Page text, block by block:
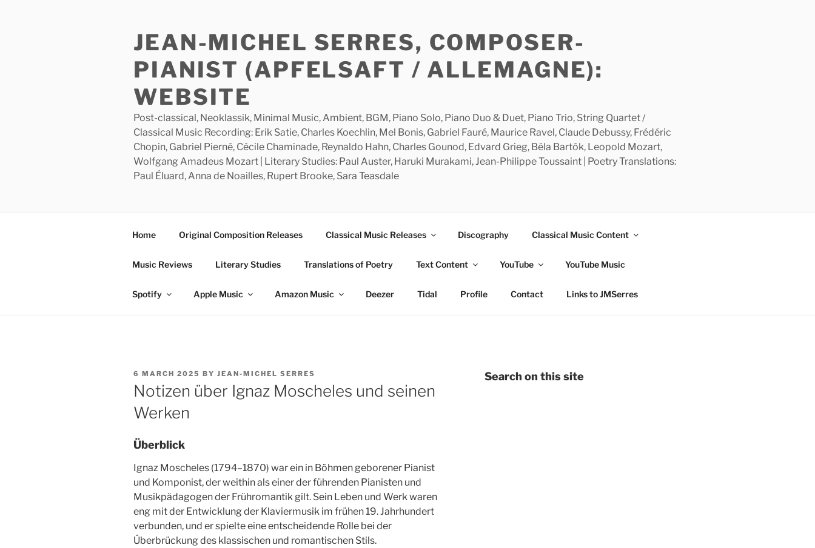
JEAN-MICHEL SERRES, COMPOSER-
PIANIST (APFELSAFT / ALLEMAGNE):
WEBSITE
Post-classical, Neoklassik, Minimal Music, Ambient, BGM, Piano Solo, Piano Duo & Duet, Piano Trio, String Quartet /
Classical Music Recording: Erik Satie, Charles Koechlin, Mel Bonis, Gabriel Fauré, Maurice Ravel, Claude Debussy, Frédéric
Chopin, Gabriel Pierné, Cécile Chaminade, Reynaldo Hahn, Charles Gounod, Edvard Grieg, Béla Bartók, Leopold Mozart,
Wolfgang Amadeus Mozart | Literary Studies: Paul Auster, Haruki Murakami, Jean-Philippe Toussaint | Poetry Translations:
Paul Éluard, Anna de Noailles, Rupert Brooke, Sara Teasdale
Home Original Composition Releases Classical Music Releases Discography Classical Music Content
Music Reviews Literary Studies Translations of Poetry Text Content YouTube YouTube Music
Spotify Apple Music Amazon Music Deezer Tidal Profile Contact Links to JMSerres
POSTED
ON
6 MARCH 2025 BY JEAN-MICHEL SERRES
Notizen über Ignaz Moscheles und seinen
Werken
Überblick
Ignaz Moscheles (1794–1870) war ein in Böhmen geborener Pianist
und Komponist, der weithin als einer der führenden Pianisten und
Musikpädagogen der Frühromantik gilt. Sein Leben und Werk waren
eng mit der Entwicklung der Klaviermusik im frühen 19. Jahrhundert
verbunden, und er spielte eine entscheidende Rolle bei der
Überbrückung des klassischen und romantischen Stils.
Search on this site